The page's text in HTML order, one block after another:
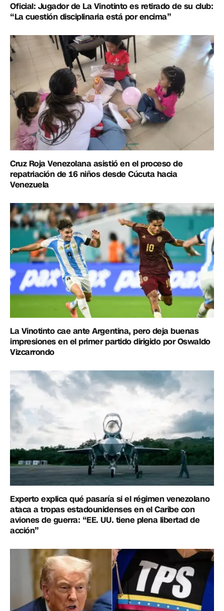
Oficial: Jugador de La Vinotinto es retirado de su club:
“La cuestión disciplinaria está por encima”
Cruz Roja Venezolana asistió en el proceso de
repatriación de 16 niños desde Cúcuta hacia
Venezuela
La Vinotinto cae ante Argentina, pero deja buenas
impresiones en el primer partido dirigido por Oswaldo
Vizcarrondo
Experto explica qué pasaría si el régimen venezolano
ataca a tropas estadounidenses en el Caribe con
aviones de guerra: “EE. UU. tiene plena libertad de
acción”